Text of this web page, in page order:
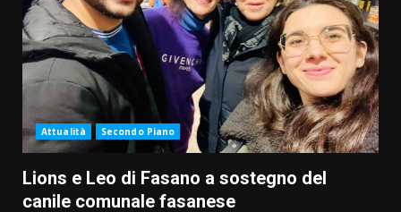
Attualità Secondo Piano
Lions e Leo di Fasano a sostegno del
canile comunale fasanese